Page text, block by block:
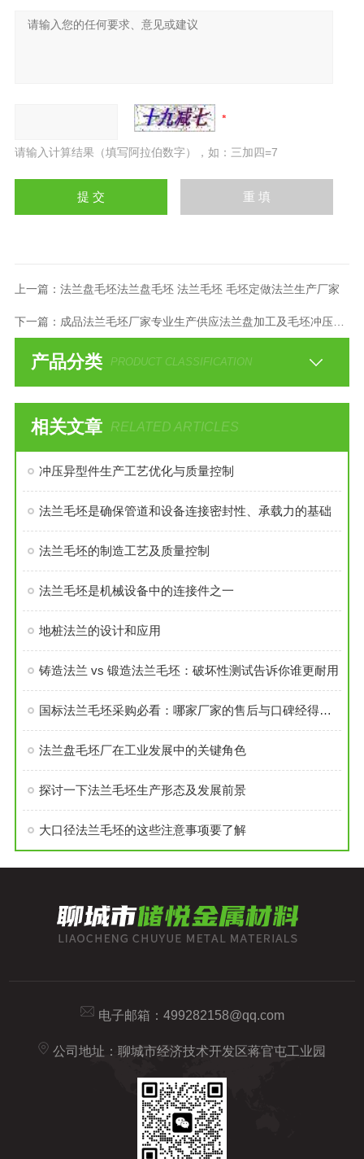
请输入计算结果（填写阿拉伯数字），如：三加四=7
上一篇： 法兰盘毛坯法兰盘毛坯 法兰毛坯 毛坯定做法兰生产厂家
下一篇： 成品法兰毛坯厂家专业生产供应法兰盘加工及毛坯冲压加工
产品分类 PRODUCT CLASSIFICATION
相关文章 RELATED ARTICLES
冲压异型件生产工艺优化与质量控制
法兰毛坯是确保管道和设备连接密封性、承载力的基础
法兰毛坯的制造工艺及质量控制
法兰毛坯是机械设备中的连接件之一
地桩法兰的设计和应用
铸造法兰 vs 锻造法兰毛坯：破坏性测试告诉你谁更耐用
国标法兰毛坯采购必看：哪家厂家的售后与口碑经得起考验？
法兰盘毛坯厂在工业发展中的关键角色
探讨一下法兰毛坯生产形态及发展前景
大口径法兰毛坯的这些注意事项要了解
电子邮箱： 499282158@qq.com
公司地址：聊城市经济技术开发区蒋官屯工业园